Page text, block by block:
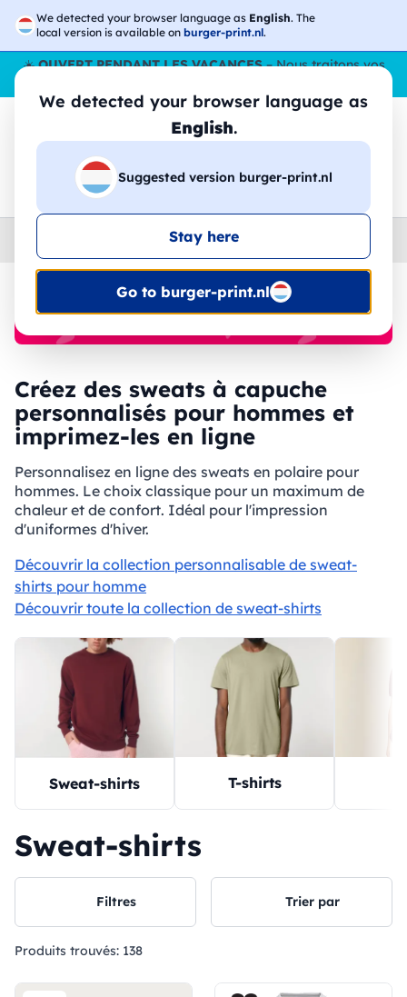
We detected your browser language as English. The
local version is available on burger-print.nl.
We detected your browser language as
English.
Suggested version burger-print.nl
Stay here
Go to burger-print.nl
☀️OUVERT PENDANT LES VACANCES– Nous traitons vos
🔎 Recherchez parmi les produits
homme
🔥 Impression DTF à -30 %
Créez des sweats à capuche
personnalisés pour hommes et
imprimez-les en ligne
Personnalisez en ligne des sweats en polaire pour
hommes. Le choix classique pour un maximum de
chaleur et de confort. Idéal pour l'impression
d'uniformes d'hiver.
Découvrir la collection personnalisable de sweat-
shirts pour homme
Découvrir toute la collection de sweat-shirts
Sweat-shirts T-shirts
Sweat-shirts
Filtres Trier par
Produits trouvés: 138